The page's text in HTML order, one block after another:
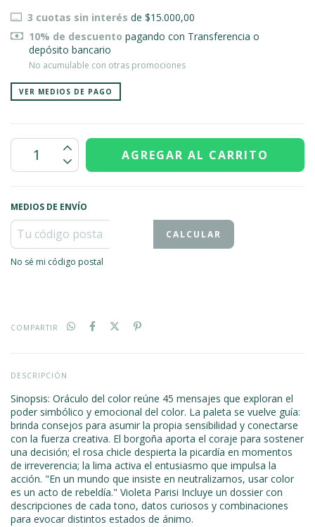
3 cuotas sin interés de $15.000,00
10% de descuento pagando con Transferencia o
depósito bancario
No acumulable con otras promociones
VER MEDIOS DE PAGO
MEDIOS DE ENVÍO
CALCULAR
No sé mi código postal
COMPARTIR
DESCRIPCIÓN
Sinopsis: Oráculo del color reúne 45 mensajes que exploran el
poder simbólico y emocional del color. La paleta se vuelve guía:
brinda consejos para asumir la propia sensibilidad y conectarse
con la fuerza creativa. El borgoña aporta el coraje para sostener
una decisión; el rosa chicle despierta la picardía en momentos
de irreverencia; la lima activa el entusiasmo que impulsa la
acción. "En un mundo que insiste en neutralizarnos, usar color
es un acto de rebeldía." Violeta Parisi Incluye un dossier con
descripciones de cada tono, datos curiosos y combinaciones
para evocar distintos estados de ánimo.